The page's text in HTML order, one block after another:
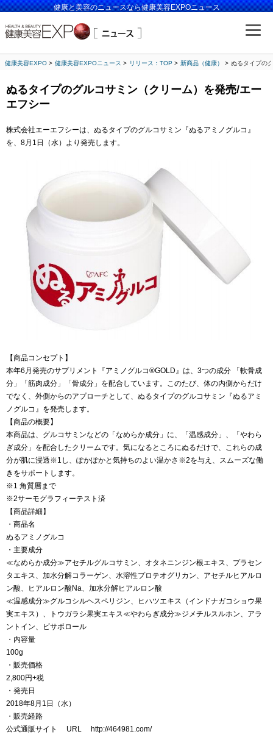
健康と美容のニュースなら健康美容EXPOニュース
健康美容EXPO 健康美容EXPOニュース リリース：TOP 新商品（健康） ぬるタイプの
ぬるタイプのグルコサミン（クリーム）を発売/エー
エフシー
株式会社エーエフシーは、ぬるタイプのグルコサミン『ぬるアミノグルコ』
を、8月1日（水）より発売します。
【商品コンセプト】
本年6月発売のサプリメント『アミノグルコ®GOLD』は、3つの成分 「軟骨成
分」「筋肉成分」「骨成分」を配合しています。このたび、体の内側からだけ
でなく、外側からのアプローチとして、ぬるタイプのグルコサミン『ぬるアミ
ノグルコ』を発売します。
【商品の概要】
本商品は、グルコサミンなどの「なめらか成分」に、「温感成分」、「やわら
ぎ成分」を配合したクリームです。気になるところにぬるだけで、これらの成
分が肌に浸透※1し、ぽかぽかと気持ちのよい温かさ※2を与え、スムーズな働
きをサポートします。
※1 角質層まで
※2サーモグラフィーテスト済
【商品詳細】
・商品名
ぬるアミノグルコ
・主要成分
≪なめらか成分≫アセチルグルコサミン、オタネニンジン根エキス、プラセン
タエキス、加水分解コラーゲン、水溶性プロテオグリカン、アセチルヒアルロ
ン酸、ヒアルロン酸Na、加水分解ヒアルロン酸
≪温感成分≫グルコシルヘスペリジン、ヒハツエキス（インドナガコショウ果
実エキス）、トウガラシ果実エキス≪やわらぎ成分≫ジメチルスルホン、アラ
ントイン、ビサボロール
・内容量
100g
・販売価格
2,800円+税
・発売日
2018年8月1日（水）
・販売経路
公式通販サイト URL http://464981.com/